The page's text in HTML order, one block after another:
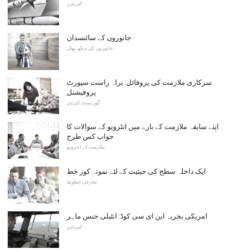
کیریئرز
جانوروں کے سائنسدان
جانوروں کی دیکھ بھال
سرکاری ملازمت کی پروفائل: براہ راست سپورٹ
پروفیشنل
گورنمنٹ کیریئر
اپنے سابقہ ​​ملازمت کے بارے میں انٹرویو کے سوالات کا
جواب کس طرح
ملازمت کے انٹرویو
ایک داخلہ سطح کی حیثیت کے لئے نمونہ کور خط
تعارفی خطوط
امریکی بحریہ این ای سی کوڈ: انٹیلی جنس ماہر
کیریئرز